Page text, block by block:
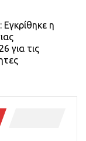
η
για τις